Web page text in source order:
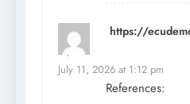
https://
says:
July 11, 2026 at 1:12 pm
References: